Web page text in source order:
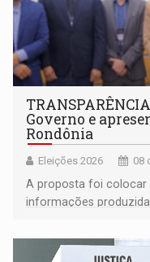
Governo e
Rondônia
Eleições 2026 08
A proposta foi colocar
informações